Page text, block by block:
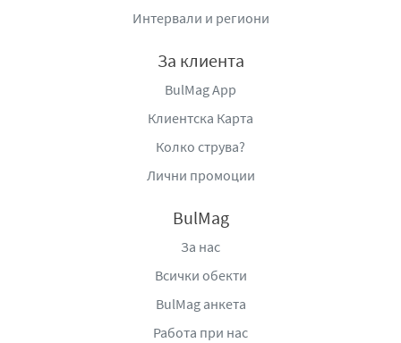
Интервали и региони
За клиента
BulMag App
Клиентска Карта
Колко струва?
Лични промоции
BulMag
За нас
Всички обекти
BulMag анкета
Работа при нас